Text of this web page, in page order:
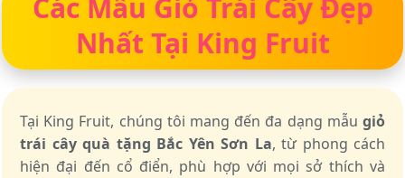
Các Mẫu Giỏ Trái Cây Đẹp
Nhất Tại King Fruit
Tại King Fruit, chúng tôi mang đến đa dạng mẫu giỏ
trái cây quà tặng Bắc Yên Sơn La, từ phong cách
hiện đại đến cổ điển, phù hợp với mọi sở thích và